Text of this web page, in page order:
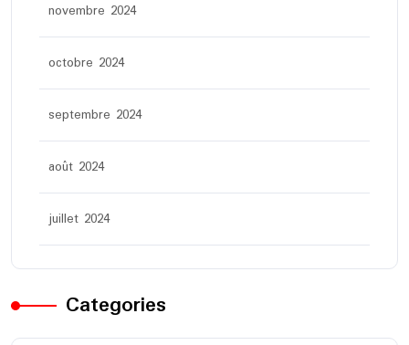
novembre 2024
octobre 2024
septembre 2024
août 2024
juillet 2024
Categories